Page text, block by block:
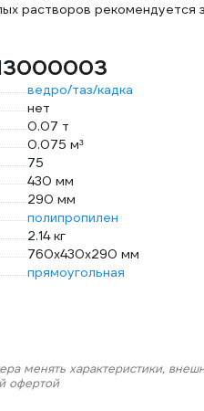
растворов
ведро/таз/кадка
нет
0.07 т
0.075 м³
75
430 мм
290 мм
полипропилен
2.14 кг
760х430х290 мм
прямоугольная
менять характеристики,
офертой